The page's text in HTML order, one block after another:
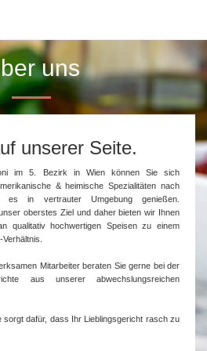
uns
unserer Seite.
im 5. Bezirk in Wien können Sie sich
& heimische Spezialitäten nach
es in vertrauter Umgebung genießen
oberstes Ziel und daher bieten wir Ihnen
qualitativ hochwertigen Speisen zu einem
Mitarbeiter beraten Sie gerne bei der
aus unserer abwechslungsreichen
dafür, dass Ihr Lieblingsgericht rasch zu